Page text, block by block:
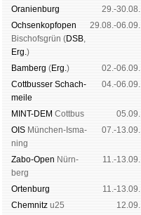
Oranien­burg
29.-30.08.
Och­sen­kopf­open
Bischofs­grün (DSB,
Erg.)
29.08.-06.09.
Bam­berg (Erg.)
02.-06.09.
Cott­busser Schach­
meile
04.-06.09.
MINT-DEM Cott­bus
05.09.
OIS Mün­chen-Is­ma­
ning
07.-13.09.
Zabo-Open Nürn­
berg
11.-13.09.
Orten­burg
11.-13.09.
Chem­nitz u25
12.09.